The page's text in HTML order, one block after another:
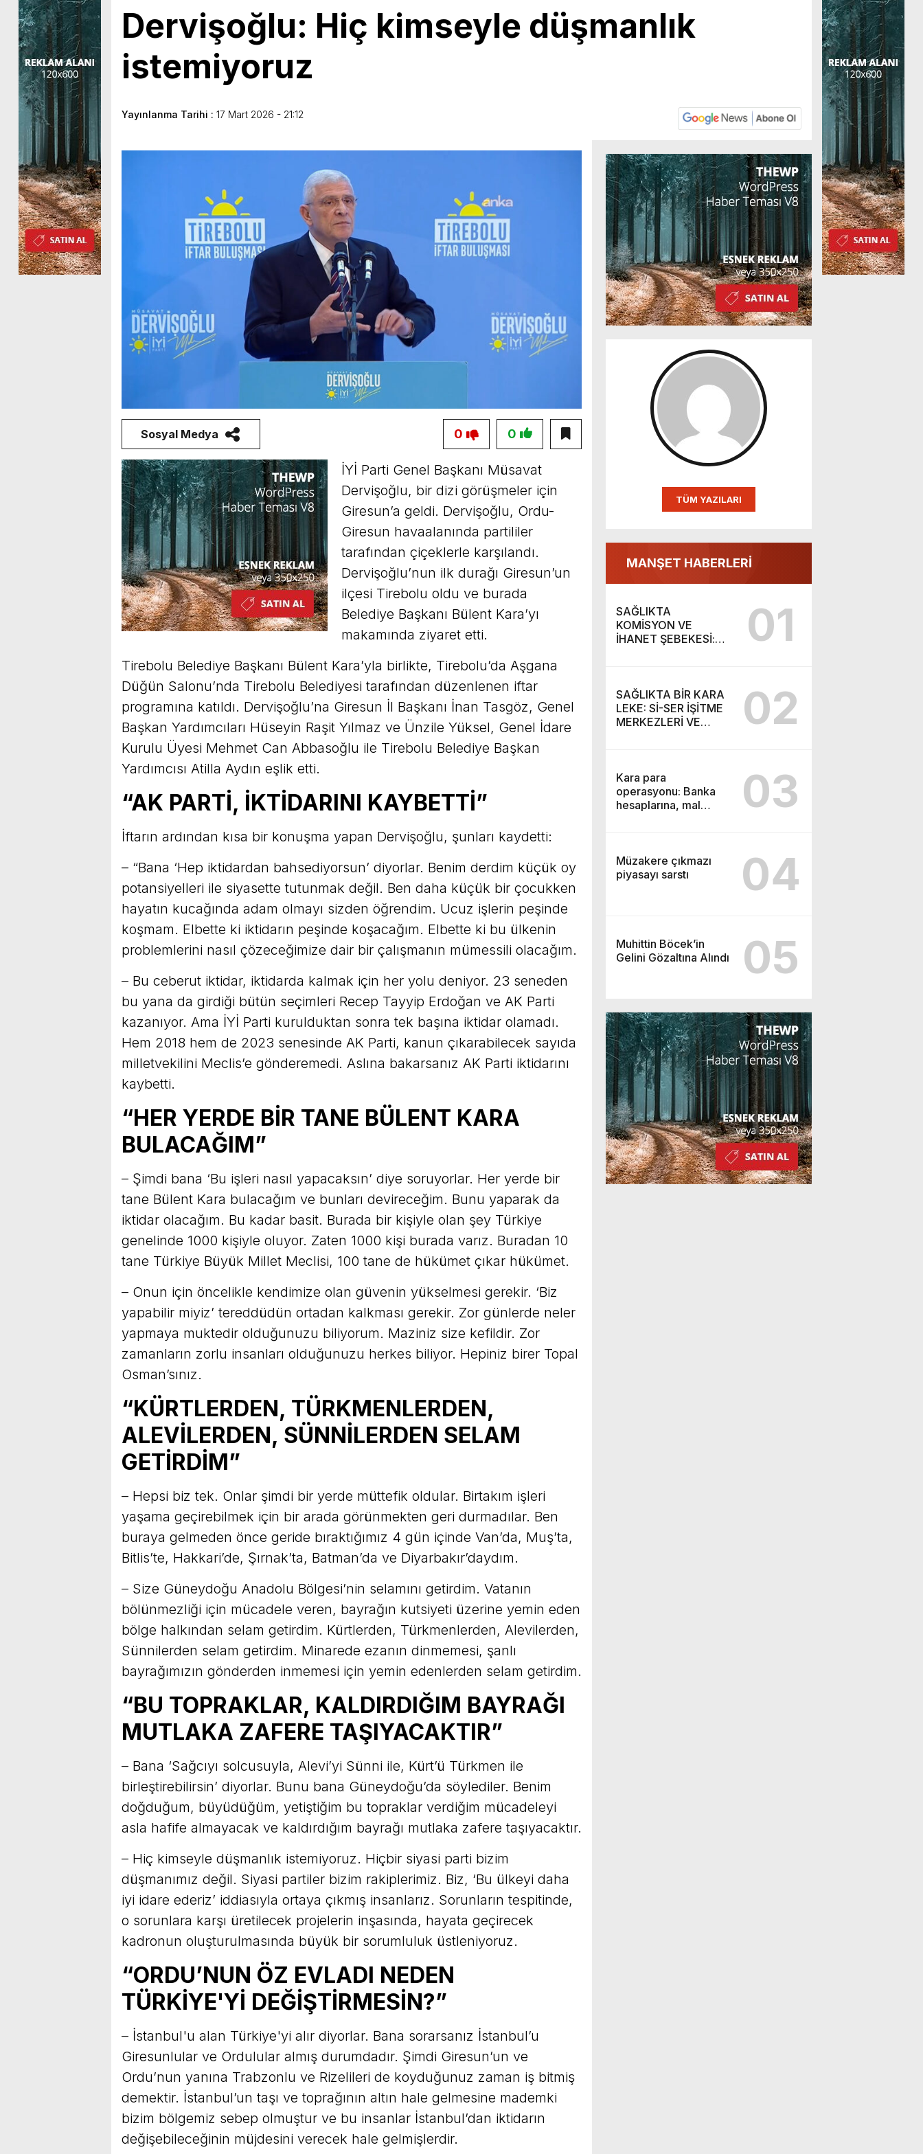
Dervişoğlu: Hiç kimseyle düşmanlık
istemiyoruz
Yayınlanma Tarihi : 17 Mart 2026 - 21:12
TÜM YAZILARI
MANŞET HABERLERİ
SAĞLIKTA
KOMİSYON VE
İHANET ŞEBEKESİ:
VURGUNU!
01
SAĞLIKTA BİR KARA
LEKE: Sİ-SER İŞİTME
MERKEZLERİ VE
02
Kara para
operasyonu: Banka
hesaplarına, mal
03
Müzakere çıkmazı
piyasayı sarstı
04
Muhittin Böcek’in
Gelini Gözaltına Alındı
05
Sosyal Medya 0
0
İYİ Parti Genel Başkanı Müsavat
Dervişoğlu, bir dizi görüşmeler için
Giresun’a geldi. Dervişoğlu, Ordu-
Giresun havaalanında partililer
tarafından çiçeklerle karşılandı.
Dervişoğlu’nun ilk durağı Giresun’un
ilçesi Tirebolu oldu ve burada
Belediye Başkanı Bülent Kara’yı
makamında ziyaret etti.
Tirebolu Belediye Başkanı Bülent Kara’yla birlikte, Tirebolu’da Aşgana
Düğün Salonu’nda Tirebolu Belediyesi tarafından düzenlenen iftar
programına katıldı. Dervişoğlu’na Giresun İl Başkanı İnan Tasgöz, Genel
Başkan Yardımcıları Hüseyin Raşit Yılmaz ve Ünzile Yüksel, Genel İdare
Kurulu Üyesi Mehmet Can Abbasoğlu ile Tirebolu Belediye Başkan
Yardımcısı Atilla Aydın eşlik etti.
“AK PARTİ, İKTİDARINI KAYBETTİ”
İftarın ardından kısa bir konuşma yapan Dervişoğlu, şunları kaydetti:
– “Bana ‘Hep iktidardan bahsediyorsun’ diyorlar. Benim derdim küçük oy
potansiyelleri ile siyasette tutunmak değil. Ben daha küçük bir çocukken
hayatın kucağında adam olmayı sizden öğrendim. Ucuz işlerin peşinde
koşmam. Elbette ki iktidarın peşinde koşacağım. Elbette ki bu ülkenin
problemlerini nasıl çözeceğimize dair bir çalışmanın mümessili olacağım.
– Bu ceberut iktidar, iktidarda kalmak için her yolu deniyor. 23 seneden
bu yana da girdiği bütün seçimleri Recep Tayyip Erdoğan ve AK Parti
kazanıyor. Ama İYİ Parti kurulduktan sonra tek başına iktidar olamadı.
Hem 2018 hem de 2023 senesinde AK Parti, kanun çıkarabilecek sayıda
milletvekilini Meclis’e gönderemedi. Aslına bakarsanız AK Parti iktidarını
kaybetti.
“HER YERDE BİR TANE BÜLENT KARA
BULACAĞIM”
– Şimdi bana ‘Bu işleri nasıl yapacaksın’ diye soruyorlar. Her yerde bir
tane Bülent Kara bulacağım ve bunları devireceğim. Bunu yaparak da
iktidar olacağım. Bu kadar basit. Burada bir kişiyle olan şey Türkiye
genelinde 1000 kişiyle oluyor. Zaten 1000 kişi burada varız. Buradan 10
tane Türkiye Büyük Millet Meclisi, 100 tane de hükümet çıkar hükümet.
– Onun için öncelikle kendimize olan güvenin yükselmesi gerekir. ‘Biz
yapabilir miyiz’ tereddüdün ortadan kalkması gerekir. Zor günlerde neler
yapmaya muktedir olduğunuzu biliyorum. Maziniz size kefildir. Zor
zamanların zorlu insanları olduğunuzu herkes biliyor. Hepiniz birer Topal
Osman’sınız.
“KÜRTLERDEN, TÜRKMENLERDEN,
ALEVİLERDEN, SÜNNİLERDEN SELAM
GETİRDİM”
– Hepsi biz tek. Onlar şimdi bir yerde müttefik oldular. Birtakım işleri
yaşama geçirebilmek için bir arada görünmekten geri durmadılar. Ben
buraya gelmeden önce geride bıraktığımız 4 gün içinde Van’da, Muş’ta,
Bitlis’te, Hakkari’de, Şırnak’ta, Batman’da ve Diyarbakır’daydım.
– Size Güneydoğu Anadolu Bölgesi’nin selamını getirdim. Vatanın
bölünmezliği için mücadele veren, bayrağın kutsiyeti üzerine yemin eden
bölge halkından selam getirdim. Kürtlerden, Türkmenlerden, Alevilerden,
Sünnilerden selam getirdim. Minarede ezanın dinmemesi, şanlı
bayrağımızın gönderden inmemesi için yemin edenlerden selam getirdim.
“BU TOPRAKLAR, KALDIRDIĞIM BAYRAĞI
MUTLAKA ZAFERE TAŞIYACAKTIR”
– Bana ‘Sağcıyı solcusuyla, Alevi’yi Sünni ile, Kürt’ü Türkmen ile
birleştirebilirsin’ diyorlar. Bunu bana Güneydoğu’da söylediler. Benim
doğduğum, büyüdüğüm, yetiştiğim bu topraklar verdiğim mücadeleyi
asla hafife almayacak ve kaldırdığım bayrağı mutlaka zafere taşıyacaktır.
– Hiç kimseyle düşmanlık istemiyoruz. Hiçbir siyasi parti bizim
düşmanımız değil. Siyasi partiler bizim rakiplerimiz. Biz, ‘Bu ülkeyi daha
iyi idare ederiz’ iddiasıyla ortaya çıkmış insanlarız. Sorunların tespitinde,
o sorunlara karşı üretilecek projelerin inşasında, hayata geçirecek
kadronun oluşturulmasında büyük bir sorumluluk üstleniyoruz.
“ORDU’NUN ÖZ EVLADI NEDEN
TÜRKİYE'Yİ DEĞİŞTİRMESİN?”
– İstanbul'u alan Türkiye'yi alır diyorlar. Bana sorarsanız İstanbul’u
Giresunlular ve Ordulular almış durumdadır. Şimdi Giresun’un ve
Ordu’nun yanına Trabzonlu ve Rizelileri de koyduğunuz zaman iş bitmiş
demektir. İstanbul’un taşı ve toprağının altın hale gelmesine mademki
bizim bölgemiz sebep olmuştur ve bu insanlar İstanbul’dan iktidarın
değişebileceğinin müjdesini verecek hale gelmişlerdir.